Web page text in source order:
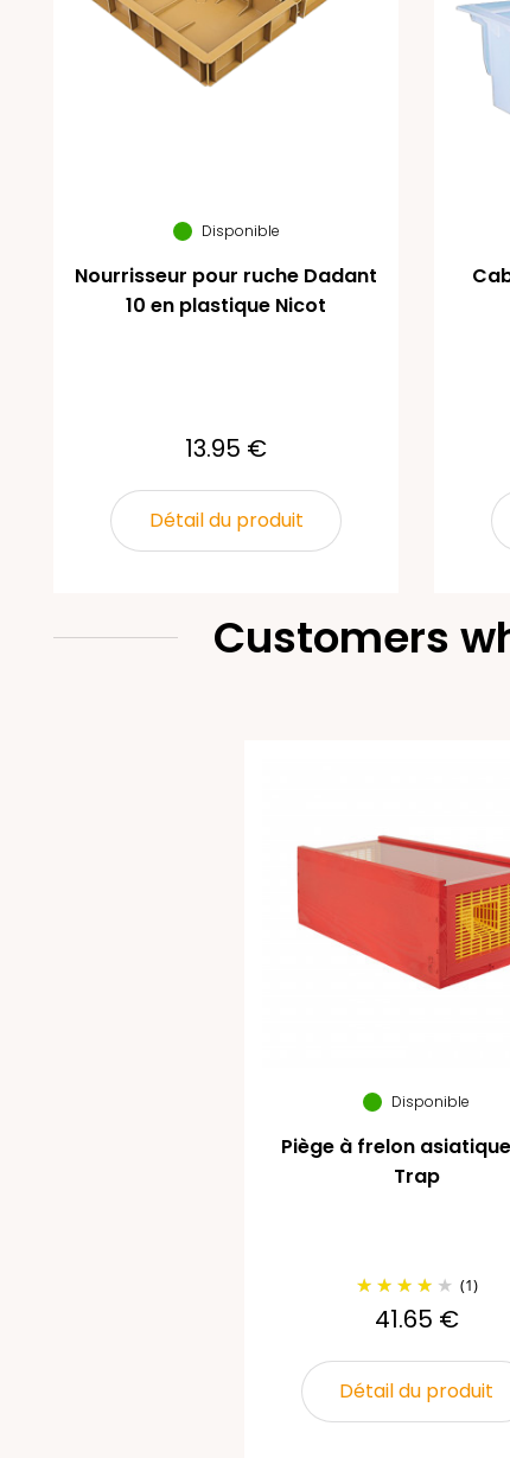
Disponible
Nourrisseur pour ruche Dadant
10 en plastique Nicot
13.95 €
Détail du produit
Customers
Disponible
Piège à frelon
Trap
(1)
41.65 €
Détail du produit